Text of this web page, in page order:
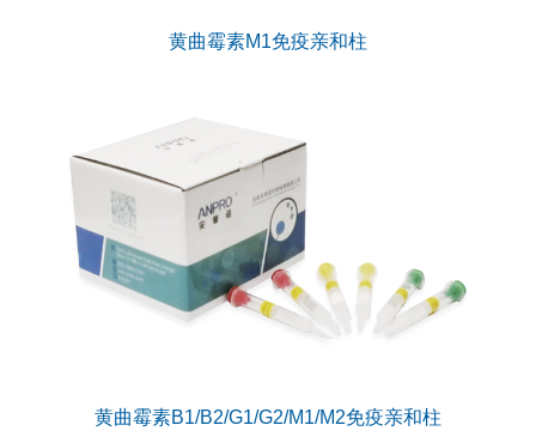
黄曲霉素M1免疫亲和柱
黄曲霉素B1/B2/G1/G2/M1/M2免疫亲和柱